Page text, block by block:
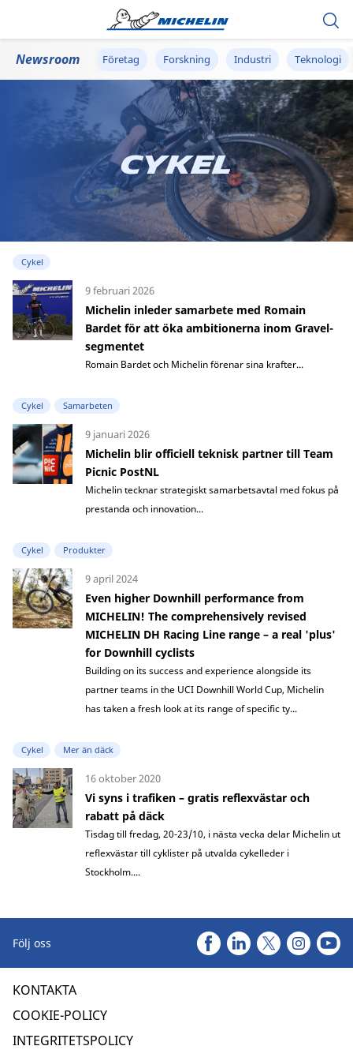
Newsroom Företag Forskning Industri Teknologi
Cykel
Cykel
9 februari 2026
Michelin inleder samarbete med Romain
Bardet för att öka ambitionerna inom Gravel-
segmentet
Romain Bardet och Michelin förenar sina krafter...
Cykel Samarbeten
9 januari 2026
Michelin blir officiell teknisk partner till Team
Picnic PostNL
Michelin tecknar strategiskt samarbetsavtal med fokus på
prestanda och innovation...
Cykel Produkter
9 april 2024
Even higher Downhill performance from
MICHELIN! The comprehensively revised
MICHELIN DH Racing Line range – a real 'plus'
for Downhill cyclists
Building on its success and experience alongside its
partner teams in the UCI Downhill World Cup, Michelin
has taken a fresh look at its range of specific ty...
Cykel Mer än däck
16 oktober 2020
Vi syns i trafiken – gratis reflexvästar och
rabatt på däck
Tisdag till fredag, 20-23/10, i nästa vecka delar Michelin ut
reflexvästar till cyklister på utvalda cykelleder i
Stockholm....
Följ oss
KONTAKTA
COOKIE-POLICY
INTEGRITETSPOLICY